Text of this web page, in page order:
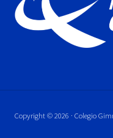
Copyright © 2026 · Colegio